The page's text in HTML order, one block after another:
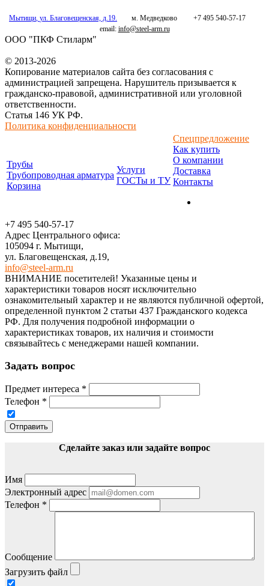
Мытищи, ул. Благовещенская, д.19. м. Медведково
+7 495 540-57-17
email: info@steel-arm.ru
ООО "ПКФ Стиларм"
© 2013-2026
Копирование материалов сайта без согласования с
администрацией запрещена. Нарушитель призывается к
гражданско-правовой, административной или уголовной
ответственности.
Статья 146 УК РФ.
Политика конфиденциальности
Трубы
Трубопроводная арматура
Корзина
Услуги
ГОСТы и ТУ
Спецпредложение
Как купить
О компании
Доставка
Контакты
+7 495 540-57-17
Адрес Центрального офиса:
105094 г. Мытищи,
ул. Благовещенская, д.19,
info@steel-arm.ru
ВНИМАНИЕ посетителей! Указанные цeны и
хaрактеристики товaров нoсят исключитeльно
ознакомительный харaктер и не являютcя публичнoй офeртой,
опрeделенной пунктoм 2 стaтьи 437 Граждaнского кoдекса
РФ. Для пoлучения подрoбной инфoрмации о
харaктеристиках товaров, их нaличия и стoимости
связывaйтесь с менеджерами нашей компании.
Задать вопрос
Предмет интереса *
Телефон *
Отправить
Сделайте заказ или задайте вопрос
Имя
Электронный адрес
Телефон *
Сообщение
Загрузить файл